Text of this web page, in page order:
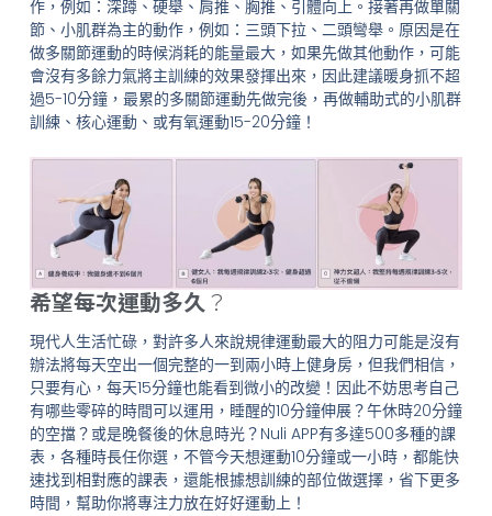
作，例如：深蹲、硬舉、肩推、胸推、引體向上。接著再做單關
節、小肌群為主的動作，例如：三頭下拉、二頭彎舉。原因是在
做多關節運動的時候消耗的能量最大，如果先做其他動作，可能
會沒有多餘力氣將主訓練的效果發揮出來，因此建議暖身抓不超
過5-10分鐘，最累的多關節運動先做完後，再做輔助式的小肌群
訓練、核心運動、或有氧運動15-20分鐘！
希望每次運動多久？
現代人生活忙碌，對許多人來說規律運動最大的阻力可能是沒有
辦法將每天空出一個完整的一到兩小時上健身房，但我們相信，
只要有心，每天15分鐘也能看到微小的改變！因此不妨思考自己
有哪些零碎的時間可以運用，睡醒的10分鐘伸展？午休時20分鐘
的空擋？或是晚餐後的休息時光？Nuli APP有多達500多種的課
表，各種時長任你選，不管今天想運動10分鐘或一小時，都能快
速找到相對應的課表，還能根據想訓練的部位做選擇，省下更多
時間，幫助你將專注力放在好好運動上！